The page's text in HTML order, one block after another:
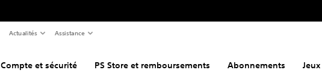
Actualités Assistance
Compte et sécurité PS Store et remboursements Abonnements Jeux